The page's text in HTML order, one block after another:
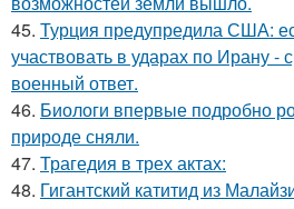
45. Турция предупредила США:
участвовать в ударах по Ирану -
военный ответ.
46. Биологи впервые подробно
природе сняли.
47. Трагедия в трех актах:
48. Гигантский катитид из